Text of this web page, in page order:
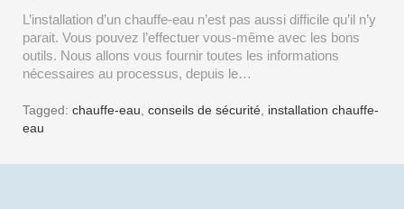
L’installation d’un chauffe-eau n’est pas aussi difficile qu’il n’y
parait. Vous pouvez l’effectuer vous-même avec les bons
outils. Nous allons vous fournir toutes les informations
nécessaires au processus, depuis le…
Tagged: chauffe-eau conseils de sécurité installation chauffe-
eau